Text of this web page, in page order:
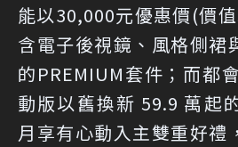
能以30,000元優惠價(價
含電子後視鏡、風格側裙
的PREMIUM套件；而都
動版以舊換新 59.9 萬起
月享有心動入主雙重好禮